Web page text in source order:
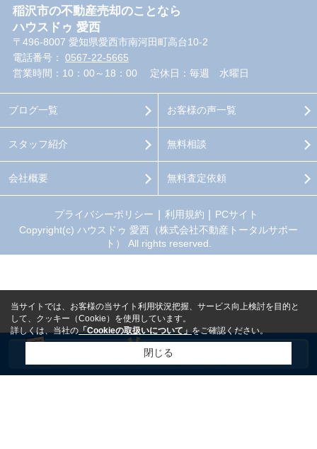
稲沢市の不動産売却のことなら
ハウスドゥ 愛西
〒496-8007 愛知県愛西市南河田町高台10-2
電話番号： 0567-22-5665
営業時間：10：00～18：00
定休日：毎週 水曜日
ブログ一覧
スタッフ紹介
会社概要
お客様の声一覧
無料相談
無料査定依頼
プライバシーポリシー 利用規約
PCサイト
Copyright(c) ハウスドゥ 愛西（株式会社不動産トータルサポー
ト） All rights reserved.
当サイトでは、お客様の当サイト利用状況把握、サービス向上検討を目的と
して、クッキー（Cookie）を使用しています。
詳しくは、当社の「Cookieの取扱いについて」をご確認ください。
閉じる